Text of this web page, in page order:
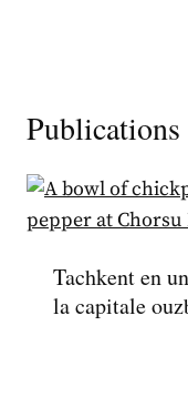
Tachkent en
la capitale